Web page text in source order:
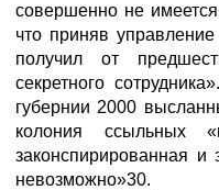
совершенно не
что приняв
получил от
секретного
губернии 2000
колония ссыльных
законспирированная и
невозможно»30.